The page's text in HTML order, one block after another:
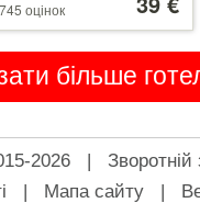
оцінок 110 €
більше
2026 | Зворотній
Мапа сайту|